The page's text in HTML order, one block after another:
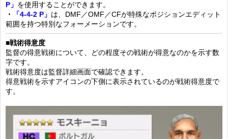
P」 を使用することができます。
・
「4-4-2 P」 は、DMF／OMF／CFが特殊なポジションエディット
範囲を持つ特別なフォーメーションです。
■戦術得意度
監督の得意戦術について、どの程度その戦術が得意なのかを示す数
字です。
戦術得意度は監督詳細画面で確認できます。
得意戦術を示すアイコンの下側に表示されているのが戦術得意度で
す。